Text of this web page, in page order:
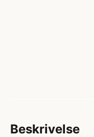
Beskrivelse